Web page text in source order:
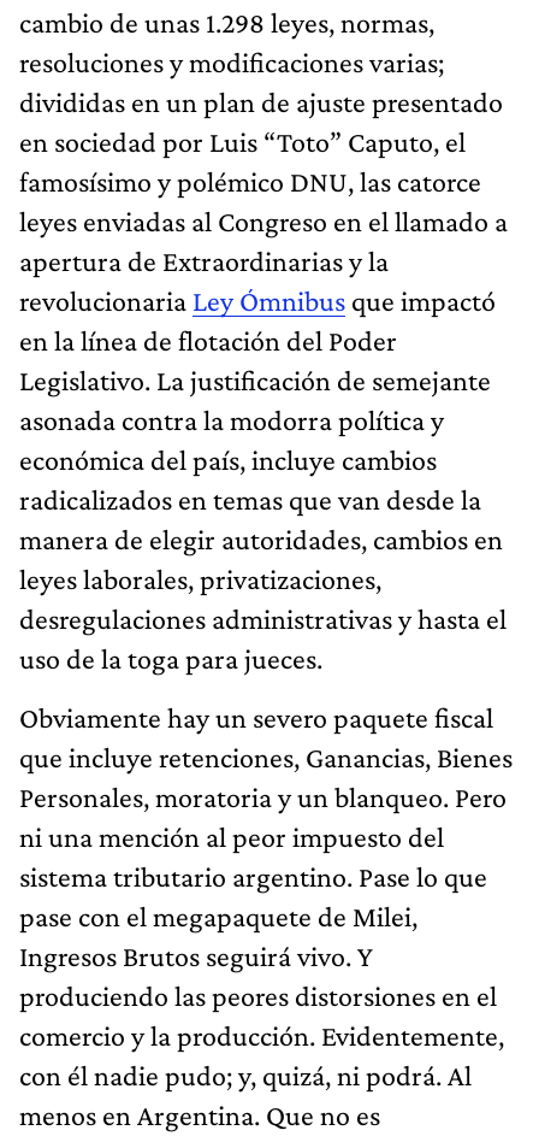
cambio de unas 1.298 leyes, normas,
resoluciones y modificaciones varias;
divididas en un plan de ajuste presentado
en sociedad por Luis “Toto” Caputo, el
famosísimo y polémico DNU, las catorce
leyes enviadas al Congreso en el llamado a
apertura de Extraordinarias y la
revolucionaria Ley Ómnibus que impactó
en la línea de flotación del Poder
Legislativo. La justificación de semejante
asonada contra la modorra política y
económica del país, incluye cambios
radicalizados en temas que van desde la
manera de elegir autoridades, cambios en
leyes laborales, privatizaciones,
desregulaciones administrativas y hasta el
uso de la toga para jueces.
Obviamente hay un severo paquete fiscal
que incluye retenciones, Ganancias, Bienes
Personales, moratoria y un blanqueo. Pero
ni una mención al peor impuesto del
sistema tributario argentino. Pase lo que
pase con el megapaquete de Milei,
Ingresos Brutos seguirá vivo. Y
produciendo las peores distorsiones en el
comercio y la producción. Evidentemente,
con él nadie pudo; y, quizá, ni podrá. Al
menos en Argentina. Que no es